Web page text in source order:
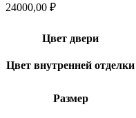
24000,00 ₽
Цвет двери
Цвет внутренней отделки
Размер